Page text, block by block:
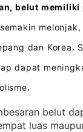
belut
dan Korea.
dapat
.
belut
luas